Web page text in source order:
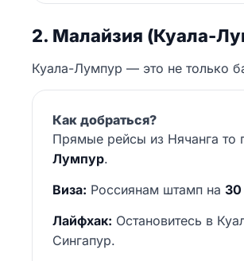
2. Малайзия (Куала-
Куала-Лумпур — это не только
Как добраться?
Прямые рейсы из Нячанга то
Лумпур.
Виза: Россиянам штамп на 30
Лайфхак: Остановитесь в
Сингапур.